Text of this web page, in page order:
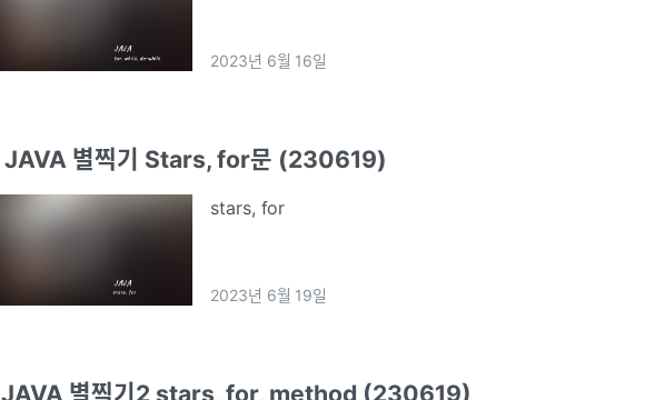
2023년 6월 16일
JAVA 별찍기 Stars, for문 (230619)
stars, for
2023년 6월 19일
JAVA 별찍기2 stars, for, method (230619)